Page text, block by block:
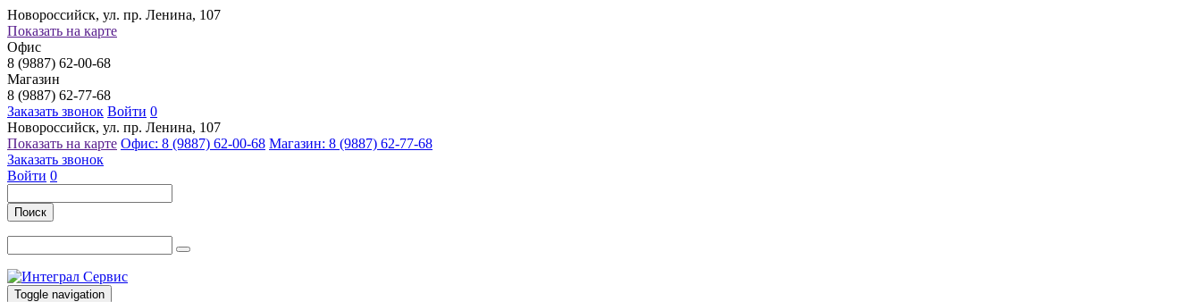
Новороссийск, ул. пр. Ленина, 107
Показать на карте
Офис
8 (9887) 62-00-68
Магазин
8 (9887) 62-77-68
Заказать звонок Войти 0
Новороссийск, ул. пр. Ленина, 107
Показать на карте Офис: 8 (9887) 62-00-68 Магазин: 8 (9887) 62-77-68
Заказать звонок
Войти 0
Поиск
Toggle navigation